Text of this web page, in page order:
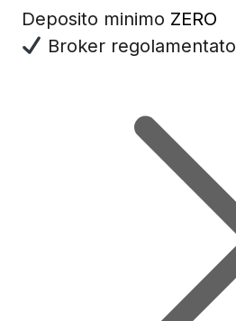
Deposito minimo ZERO
Broker regolamentato